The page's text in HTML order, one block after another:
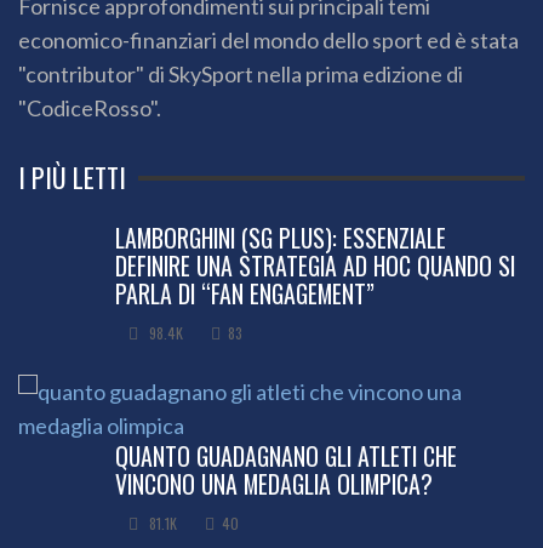
Fornisce approfondimenti sui principali temi
economico-finanziari del mondo dello sport ed è stata
"contributor" di SkySport nella prima edizione di
"CodiceRosso".
I PIÙ LETTI
LAMBORGHINI (SG PLUS): ESSENZIALE
DEFINIRE UNA STRATEGIA AD HOC QUANDO SI
PARLA DI “FAN ENGAGEMENT”
98.4K 83
QUANTO GUADAGNANO GLI ATLETI CHE
VINCONO UNA MEDAGLIA OLIMPICA?
81.1K 40